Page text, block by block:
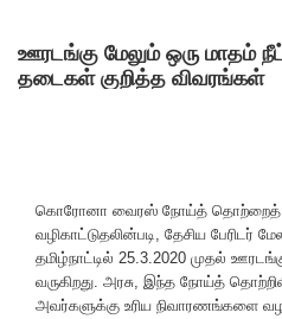
ஊரடங்கு மேலும் ஒரு மாதம்
தடைகள் குறித்த விவரங்கள்
கொரோனா வைரஸ் நோய்த் தொற்றைத்
வழிகாட்டுதலின்படி, தேசிய
தமிழ்நாட்டில் 25.3.2020 முதல்
வருகிறது. அரசு, இந்த நோய்த்
அவர்களுக்கு உரிய நிவாரணங்களை